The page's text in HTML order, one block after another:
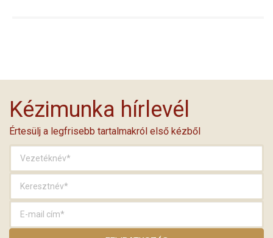
Kézimunka hírlevél
Értesülj a legfrisebb tartalmakról első kézből